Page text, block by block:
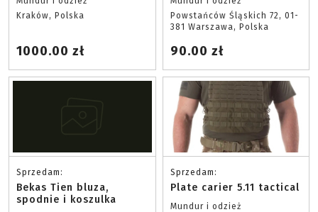
Kraków, Polska
1000.00 zł
Powstańców Śląskich 72, 01-
381 Warszawa, Polska
90.00 zł
Sprzedam:
Bekas Tien bluza,
spodnie i koszulka
Sprzedam:
Plate carier 5.11 tactical
Mundur i odzież